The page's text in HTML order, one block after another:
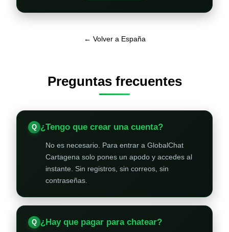
← Volver a España
Preguntas frecuentes
¿Tengo que crear una cuenta?
No es necesario. Para entrar a GlobalChat
Cartagena solo pones un apodo y accedes al
instante. Sin registros, sin correos, sin
contraseñas.
¿Hay que pagar para chatear?